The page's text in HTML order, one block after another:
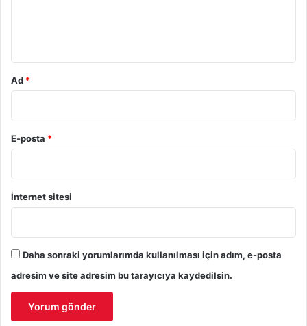
Ad *
E-posta *
İnternet sitesi
Daha sonraki yorumlarımda kullanılması için adım, e-posta
adresim ve site adresim bu tarayıcıya kaydedilsin.